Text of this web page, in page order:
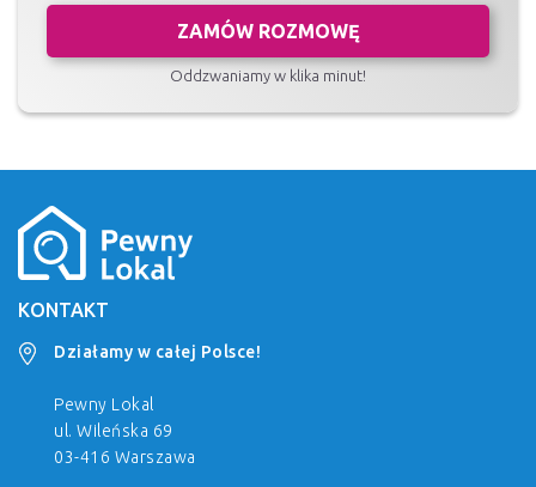
ZAMÓW ROZMOWĘ
Oddzwaniamy w klika minut!
KONTAKT
Działamy w całej Polsce!
Pewny Lokal
ul. Wileńska 69
03-416 Warszawa